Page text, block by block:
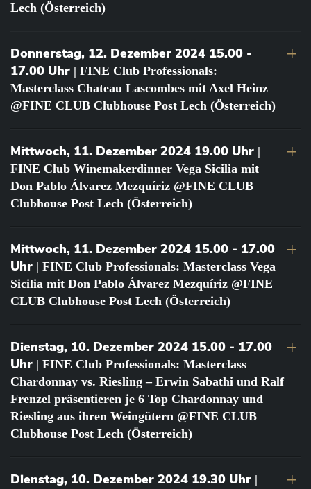
Lech (Österreich)
Donnerstag, 12. Dezember 2024 15.00 -
17.00 Uhr | FINE Club Professionals:
Masterclass Chateau Lascombes mit Axel Heinz
@FINE CLUB Clubhouse Post Lech (Österreich)
Mittwoch, 11. Dezember 2024 19.00 Uhr |
FINE Club Winemakerdinner Vega Sicilia mit
Don Pablo Álvarez Mezquíriz @FINE CLUB
Clubhouse Post Lech (Österreich)
Mittwoch, 11. Dezember 2024 15.00 - 17.00
Uhr | FINE Club Professionals: Masterclass Vega
Sicilia mit Don Pablo Álvarez Mezquíriz @FINE
CLUB Clubhouse Post Lech (Österreich)
Dienstag, 10. Dezember 2024 15.00 - 17.00
Uhr | FINE Club Professionals: Masterclass
Chardonnay vs. Riesling – Erwin Sabathi und Ralf
Frenzel präsentieren je 6 Top Chardonnay und
Riesling aus ihren Weingütern @FINE CLUB
Clubhouse Post Lech (Österreich)
Dienstag, 10. Dezember 2024 19.30 Uhr |